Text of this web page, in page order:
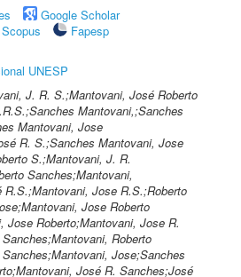
Google Scholar
Scopus
Fapesp
UNESP
J. R. S.;Mantovani, José Roberto
Mantovani,;Sanches
Mantovani, Jose
R. S.;Sanches Mantovani, Jose
S.;Mantovani, J. R.
Sanches;Mantovani,
Jose R.S.;Roberto
Jose Roberto
Jose Roberto;Mantovani, Jose R.
Roberto
Jose;Sanches
José R. Sanches;José